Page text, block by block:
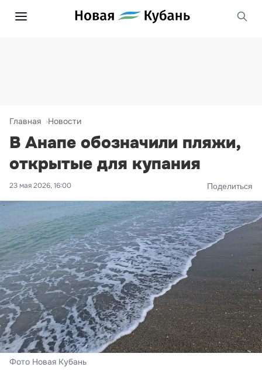
Главная Новости
В Анапе обозначили пляжи,
открытые для купания
23 мая 2026, 16:00 Поделиться
Фото Новая Кубань